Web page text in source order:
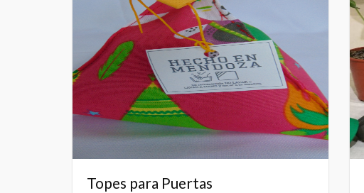
Topes para Puertas